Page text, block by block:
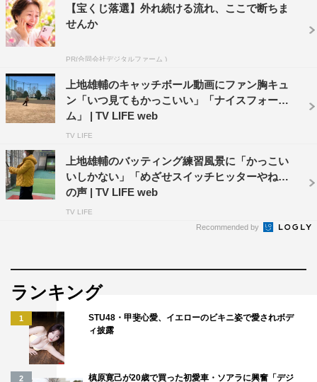
【宝くじ落選】外れ続ける流れ、ここで断ちま
せんか
PR(合同会社デジタルファーム )
上地雄輔のキャッチボール動画にファン胸キュ
ン「いつ見てもかっこいい」「ナイスフォー
ム」 | TV LIFE web
TV LIFE
上地雄輔のバッティング練習風景に「かっこい
いしかない」「めざせスイッチヒッターやね」
の声 | TV LIFE web
TV LIFE
Recommended by
ランキング
1
STU48・甲斐心愛、イエローのビキニ姿で愛されボデ
ィ披露
2
槙原寛己が20歳で買った初愛車・ソアラに興奮「デジ